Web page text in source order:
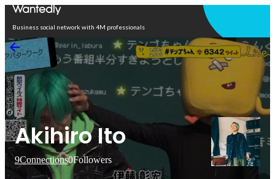
Business social network with 4M professionals
Akihiro Ito
9Connections0Followers